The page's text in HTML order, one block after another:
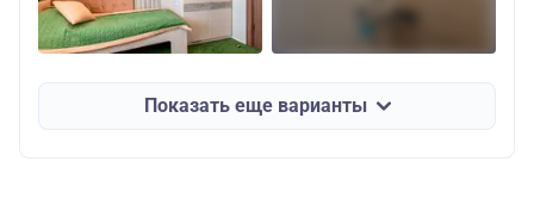
Показать еще варианты